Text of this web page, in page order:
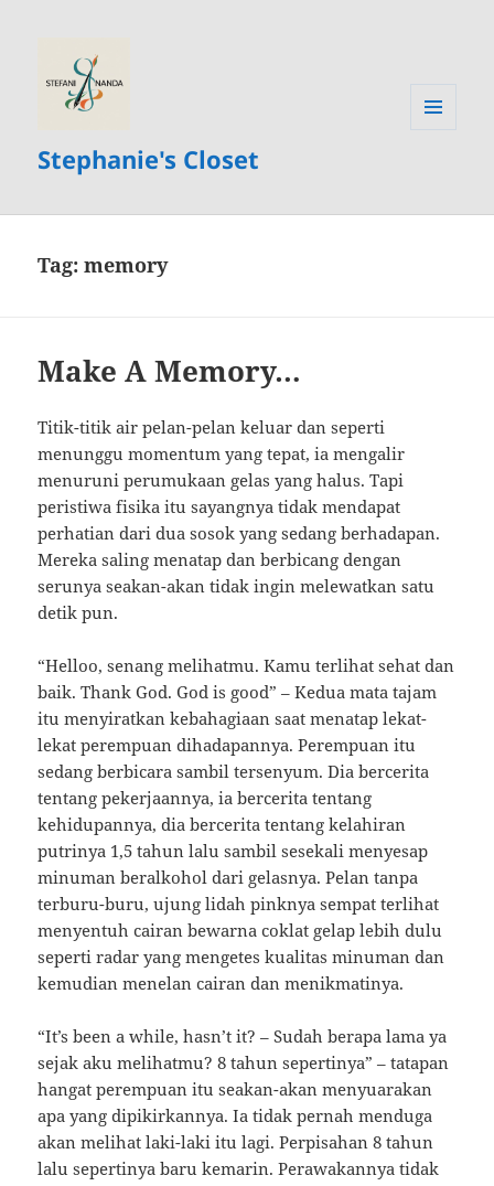
Stephanie's Closet
Tag:memory
Make A Memory…
Titik-titik air pelan-pelan keluar dan seperti
menunggu momentum yang tepat, ia mengalir
menuruni perumukaan gelas yang halus. Tapi
peristiwa fisika itu sayangnya tidak mendapat
perhatian dari dua sosok yang sedang berhadapan.
Mereka saling menatap dan berbicang dengan
serunya seakan-akan tidak ingin melewatkan satu
detik pun.
“Helloo, senang melihatmu. Kamu terlihat sehat dan
baik. Thank God. God is good” – Kedua mata tajam
itu menyiratkan kebahagiaan saat menatap lekat-
lekat perempuan dihadapannya. Perempuan itu
sedang berbicara sambil tersenyum. Dia bercerita
tentang pekerjaannya, ia bercerita tentang
kehidupannya, dia bercerita tentang kelahiran
putrinya 1,5 tahun lalu sambil sesekali menyesap
minuman beralkohol dari gelasnya. Pelan tanpa
terburu-buru, ujung lidah pinknya sempat terlihat
menyentuh cairan bewarna coklat gelap lebih dulu
seperti radar yang mengetes kualitas minuman dan
kemudian menelan cairan dan menikmatinya.
“It’s been a while, hasn’t it? – Sudah berapa lama ya
sejak aku melihatmu? 8 tahun sepertinya” – tatapan
hangat perempuan itu seakan-akan menyuarakan
apa yang dipikirkannya. Ia tidak pernah menduga
akan melihat laki-laki itu lagi. Perpisahan 8 tahun
lalu sepertinya baru kemarin. Perawakannya tidak